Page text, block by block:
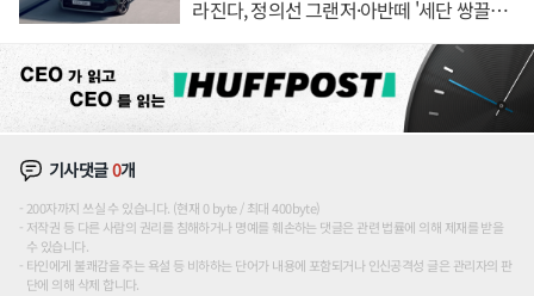
라진다, 정의선 그랜저·아반떼 '세단 쌍끌
기사댓글0개
200자까지 쓰실 수 있습니다. (현재 0 byte / 최대 400byte)
저작권 등 다른 사람의 권리를 침해하거나 명예를 훼손하는 댓글은 관련 법률에 의해 제재를 받을
수 있습니다.
타인에게 불쾌감을 주는 욕설 등 비하하는 단어가 내용에 포함되거나 인신공격성 글은 관리자의 판
단에 의해 삭제 합니다.